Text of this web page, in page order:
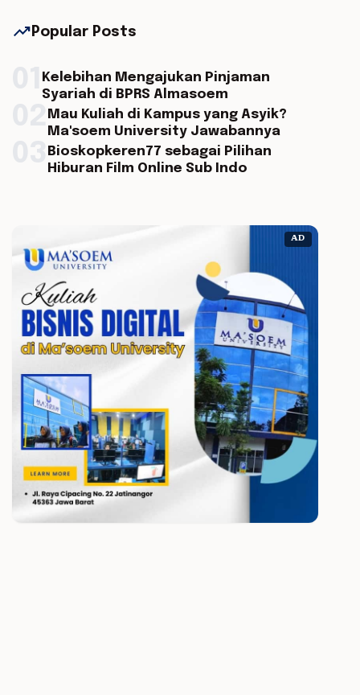
trending_up Popular Posts
Kelebihan Mengajukan Pinjaman
Syariah di BPRS Almasoem
Mau Kuliah di Kampus yang Asyik?
Ma'soem University Jawabannya
Bioskopkeren77 sebagai Pilihan
Hiburan Film Online Sub Indo
AD